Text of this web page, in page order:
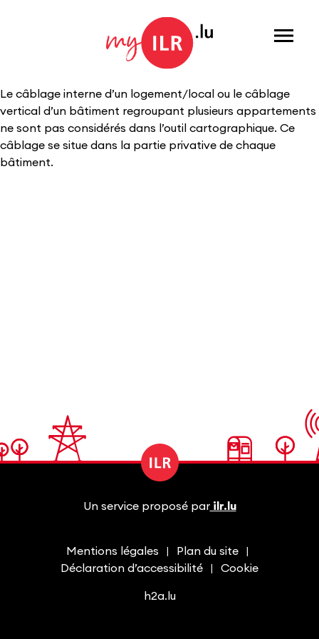
Menu
Le câblage interne d’un logement/local ou le câblage
vertical d’un bâtiment regroupant plusieurs appartements
ne sont pas considérés dans l’outil cartographique. Ce
câblage se situe dans la partie privative de chaque
bâtiment.
Mentions légales
Plan du site
Déclaration d’accessibilité
Cookie
Un service proposé parilr.lu
h2a.lu